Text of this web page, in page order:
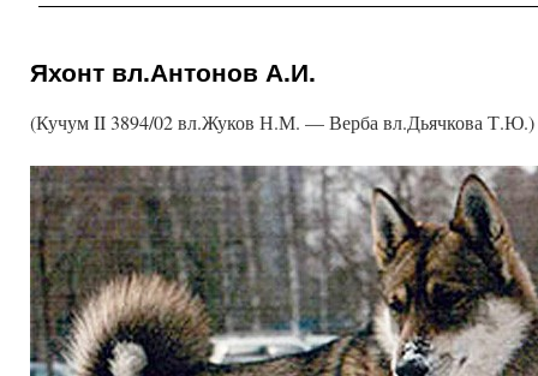
Яхонт вл.Антонов А.И.
(Кучум II 3894/02 вл.Жуков Н.М. — Верба вл.Дьячкова Т.Ю.)